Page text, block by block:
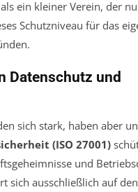
ein kleiner Verein, der
Schutzniveau für das
Datenschutz und
sich stark, haben aber
(ISO 27001)
und
sich ausschließlich auf